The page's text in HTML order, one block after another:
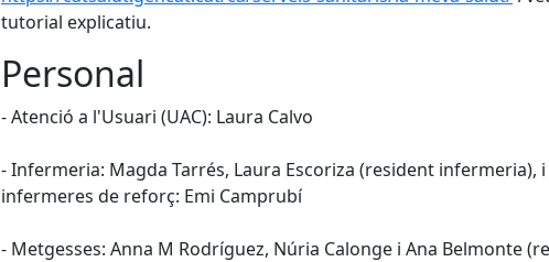
tutorial explicatiu.
Personal
- Atenció a l'Usuari (UAC): Laura Calvo
- Infermeria: Magda Tarrés, Laura Escoriza (resident infermeria), i
infermeres de reforç: Emi Camprubí
- Metgesses: Anna M Rodríguez, Núria Calonge i Ana Belmonte